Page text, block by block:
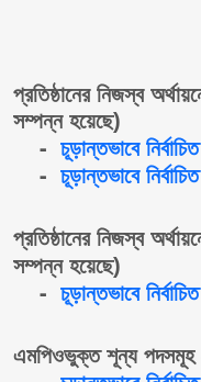
প্রতিষ্ঠানের নিজস্ব
সম্পন্ন হয়েছে)
- চূড়ান্তভাবে নির্বাচিত
- চূড়ান্তভাবে নির্বাচিত
প্রতিষ্ঠানের নিজস্ব
সম্পন্ন হয়েছে)
- চূড়ান্তভাবে নির্বাচিত
এমপিওভুক্ত শূন্য পদসমূহ